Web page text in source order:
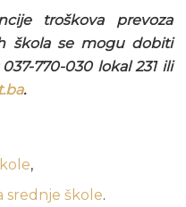
troškova prevoza
škola se mogu dobiti
770-030 lokal 231 ili
.
,
srednje škole.